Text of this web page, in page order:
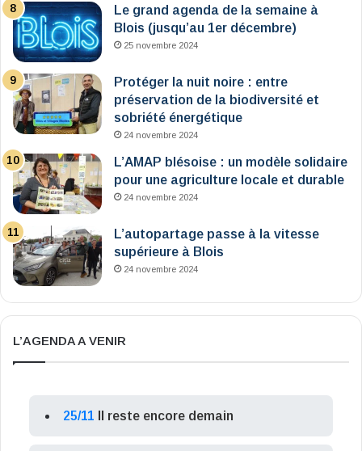
Le grand agenda de la semaine à
Blois (jusqu’au 1er décembre)
25 novembre 2024
Protéger la nuit noire : entre
préservation de la biodiversité et
sobriété énergétique
24 novembre 2024
L’AMAP blésoise : un modèle solidaire
pour une agriculture locale et durable
24 novembre 2024
L’autopartage passe à la vitesse
supérieure à Blois
24 novembre 2024
L’AGENDA A VENIR
25/11 Il reste encore demain